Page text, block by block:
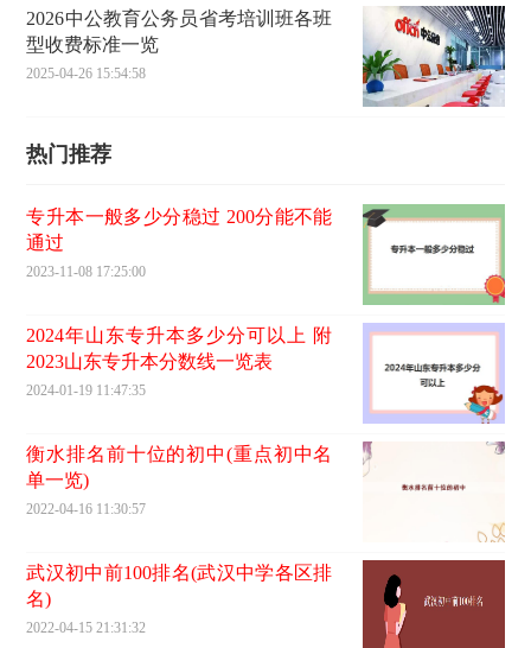
2026中公教育公务员省考培训班各班
型收费标准一览
2025-04-26 15:54:58
热门推荐
专升本一般多少分稳过 200分能不能
通过
2023-11-08 17:25:00
2024年山东专升本多少分可以上 附
2023山东专升本分数线一览表
2024-01-19 11:47:35
衡水排名前十位的初中(重点初中名
单一览)
2022-04-16 11:30:57
武汉初中前100排名(武汉中学各区排
名)
2022-04-15 21:31:32